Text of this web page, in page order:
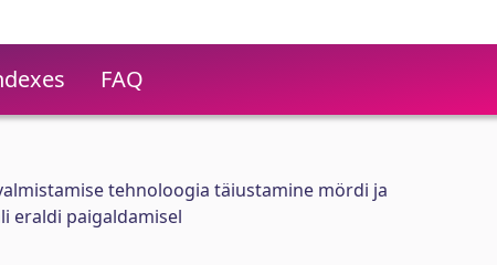
FAQ
tehnoloogia täiustamine mördi ja
eraldi paigaldamisel